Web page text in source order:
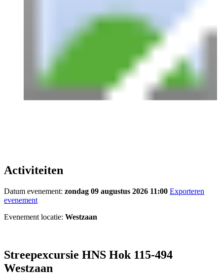
Activiteiten
Datum evenement: zondag 09 augustus 2026 11:00 Exporteren
evenement
Evenement locatie: Westzaan
Streepexcursie HNS Hok 115-494
Westzaan